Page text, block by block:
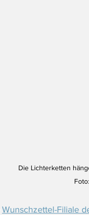
Die Lichterketten
Wunschzettel-Filiale